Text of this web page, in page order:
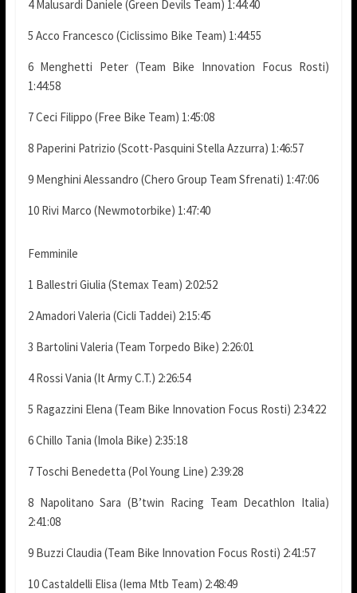
4 Malusardi Daniele (Green Devils Team) 1:44:40
5 Acco Francesco (Ciclissimo Bike Team) 1:44:55
6 Menghetti Peter (Team Bike Innovation Focus Rosti)
1:44:58
7 Ceci Filippo (Free Bike Team) 1:45:08
8 Paperini Patrizio (Scott-Pasquini Stella Azzurra) 1:46:57
9 Menghini Alessandro (Chero Group Team Sfrenati) 1:47:06
10 Rivi Marco (Newmotorbike) 1:47:40
Femminile
1 Ballestri Giulia (Stemax Team) 2:02:52
2 Amadori Valeria (Cicli Taddei) 2:15:45
3 Bartolini Valeria (Team Torpedo Bike) 2:26:01
4 Rossi Vania (It Army C.T.) 2:26:54
5 Ragazzini Elena (Team Bike Innovation Focus Rosti) 2:34:22
6 Chillo Tania (Imola Bike) 2:35:18
7 Toschi Benedetta (Pol Young Line) 2:39:28
8 Napolitano Sara (B’twin Racing Team Decathlon Italia)
2:41:08
9 Buzzi Claudia (Team Bike Innovation Focus Rosti) 2:41:57
10 Castaldelli Elisa (Iema Mtb Team) 2:48:49